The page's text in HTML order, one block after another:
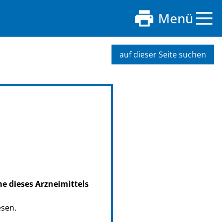
Menü
auf dieser Seite suchen
dieses Arzneimittels